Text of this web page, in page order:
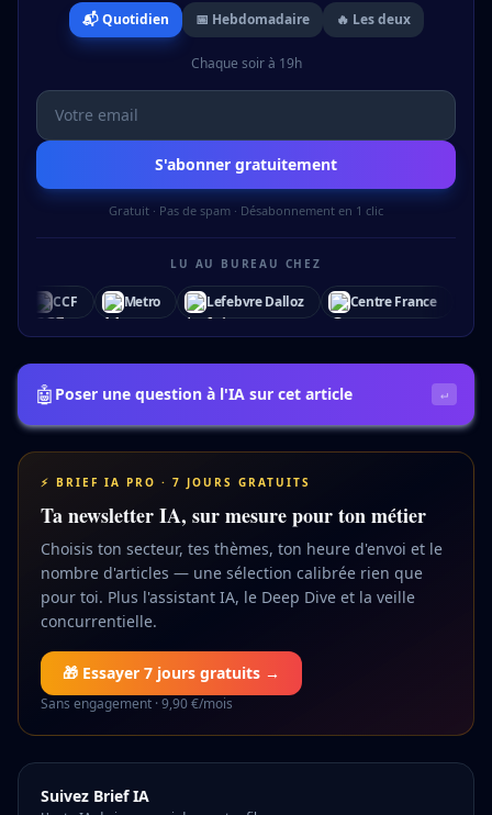
📬 Quotidien 📅 Hebdomadaire 🔥 Les deux
Chaque soir à 19h
S'abonner gratuitement
Gratuit · Pas de spam · Désabonnement en 1 clic
LU AU BUREAU CHEZ
Lefebvre Dalloz Centre France Funecap EPITA
🤖 Poser une question à l'IA sur cet article ↵
⚡ BRIEF IA PRO · 7 JOURS GRATUITS
Ta newsletter IA, sur mesure pour ton métier
Choisis ton secteur, tes thèmes, ton heure d'envoi et le
nombre d'articles — une sélection calibrée rien que
pour toi. Plus l'assistant IA, le Deep Dive et la veille
concurrentielle.
🎁 Essayer 7 jours gratuits →
Sans engagement · 9,90 €/mois
Suivez Brief IA